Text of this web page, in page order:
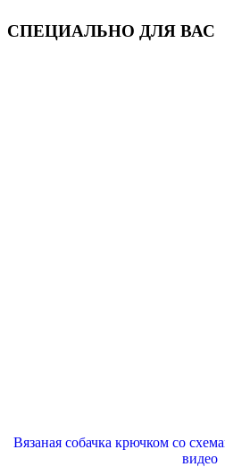
СПЕЦИАЛЬНО ДЛЯ ВАС
Вязаная собачка крючком со
видео